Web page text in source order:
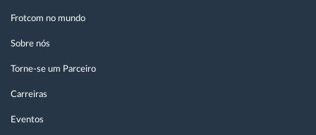
Frotcom no mundo
Sobre nós
Torne-se um Parceiro
Carreiras
Eventos